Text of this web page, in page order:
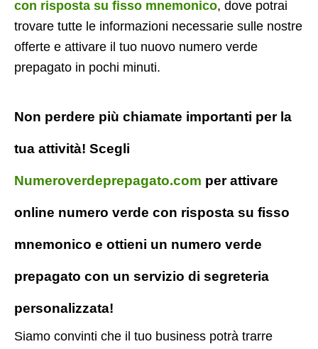
con risposta su fisso mnemonico, dove potrai
trovare tutte le informazioni necessarie sulle nostre
offerte e attivare il tuo nuovo numero verde
prepagato in pochi minuti.
Non perdere più chiamate importanti per la
tua attività! Scegli
Numeroverdeprepagato.com per attivare
online numero verde con risposta su fisso
mnemonico e ottieni un numero verde
prepagato con un servizio di segreteria
personalizzata!
Siamo convinti che il tuo business potrà trarre